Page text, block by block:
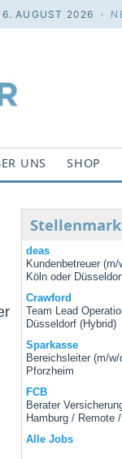
6. AUGUST 2026 ·
UNS SHOP
deas
Kundenbetreuer (m/
Köln oder
Crawford
Team Lead
Düsseldorf (Hybrid)
Sparkasse
Bereichsleiter (m/w/
Pforzheim
FCB
Berater
Hamburg / Remote
Alle Jobs